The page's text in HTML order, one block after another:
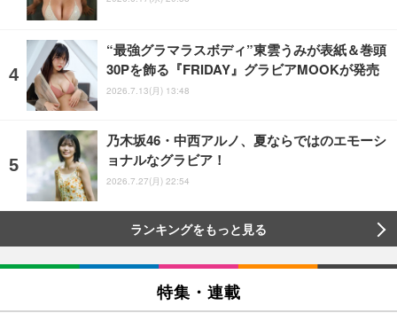
“最強グラマラスボディ”東雲うみが表紙＆巻頭
30Pを飾る『FRIDAY』グラビアMOOKが発売
2026.7.13(月) 13:48
乃木坂46・中西アルノ、夏ならではのエモーシ
ョナルなグラビア！
2026.7.27(月) 22:54
ランキングをもっと見る
特集・連載